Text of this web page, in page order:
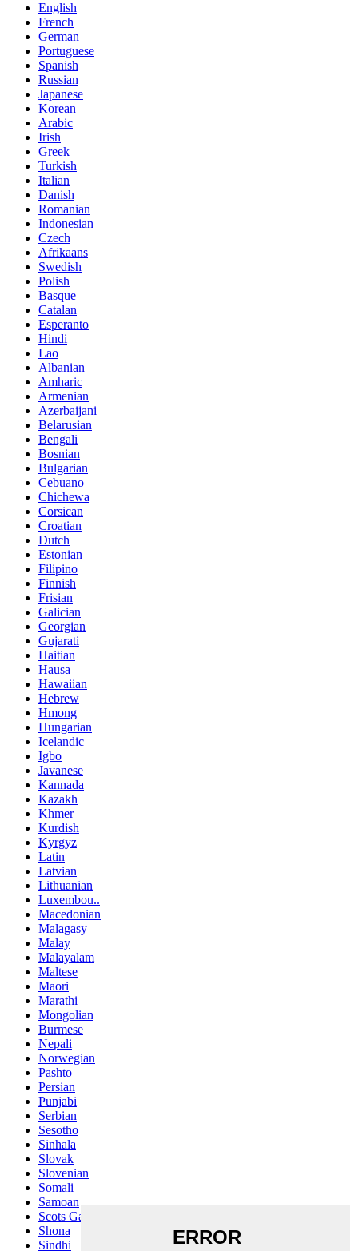
English
French
German
Portuguese
Spanish
Russian
Japanese
Korean
Arabic
Irish
Greek
Turkish
Italian
Danish
Romanian
Indonesian
Czech
Afrikaans
Swedish
Polish
Basque
Catalan
Esperanto
Hindi
Lao
Albanian
Amharic
Armenian
Azerbaijani
Belarusian
Bengali
Bosnian
Bulgarian
Cebuano
Chichewa
Corsican
Croatian
Dutch
Estonian
Filipino
Finnish
Frisian
Galician
Georgian
Gujarati
Haitian
Hausa
Hawaiian
Hebrew
Hmong
Hungarian
Icelandic
Igbo
Javanese
Kannada
Kazakh
Khmer
Kurdish
Kyrgyz
Latin
Latvian
Lithuanian
Luxembou..
Macedonian
Malagasy
Malay
Malayalam
Maltese
Maori
Marathi
Mongolian
Burmese
Nepali
Norwegian
Pashto
Persian
Punjabi
Serbian
Sesotho
Sinhala
Slovak
Slovenian
Somali
Samoan
Scots Gaelic
Shona
Sindhi